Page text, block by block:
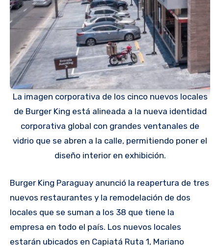
La imagen corporativa de los cinco nuevos locales
de Burger King está alineada a la nueva identidad
corporativa global con grandes ventanales de
vidrio que se abren a la calle, permitiendo poner el
diseño interior en exhibición.
Burger King Paraguay anunció la reapertura de tres
nuevos restaurantes y la remodelación de dos
locales que se suman a los 38 que tiene la
empresa en todo el país. Los nuevos locales
estarán ubicados en Capiatá Ruta 1, Mariano